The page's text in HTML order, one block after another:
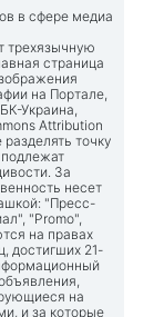
в сфере медиа
трехязычную
страница
на Портале,
Украина,
Attribution
точку
За
несет
"Пресс-
"Promo",
на правах
достигших 21-
на
и за которые